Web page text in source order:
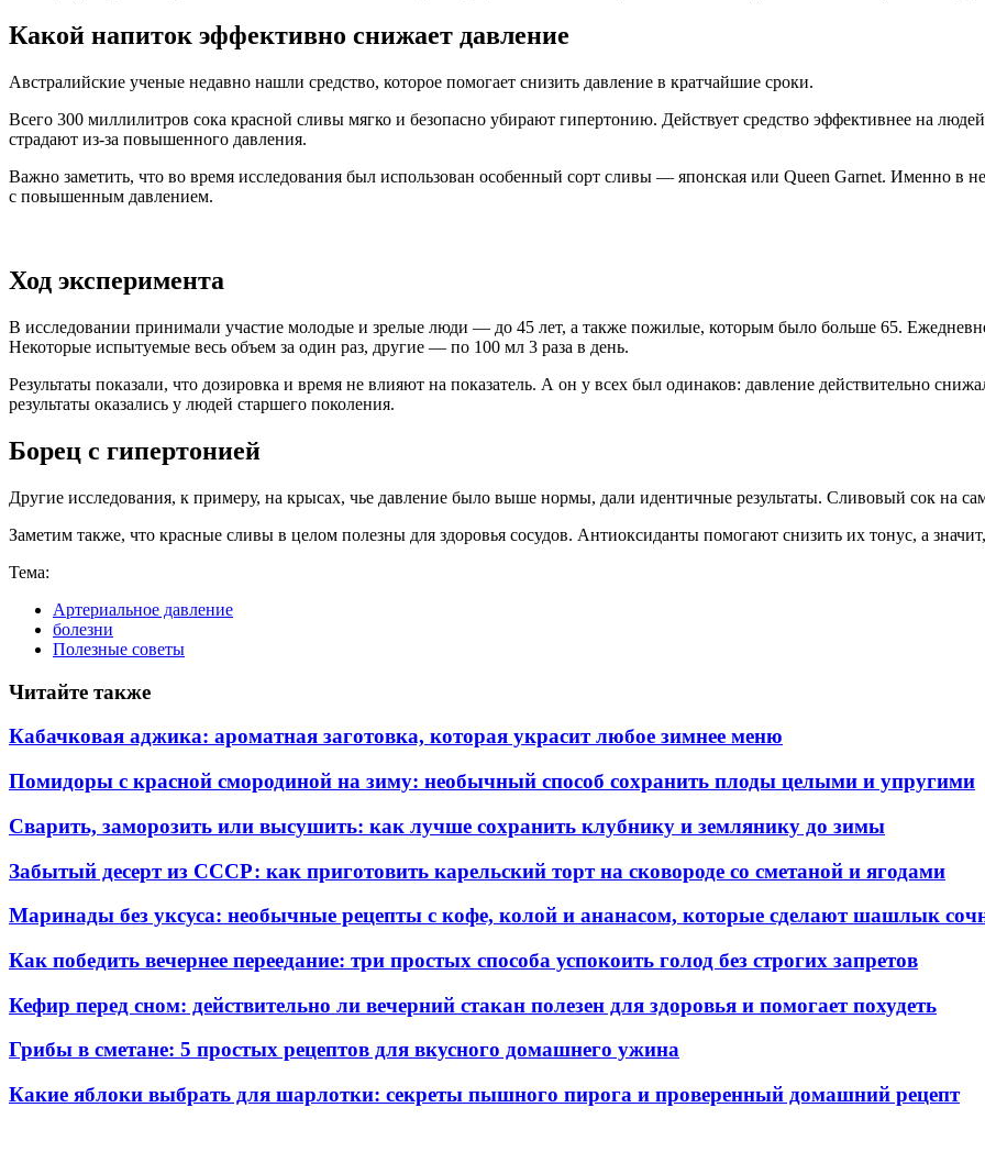
Какой напиток эффективно снижает давление
Австралийские ученые недавно нашли средство, которое помогает снизить давление в кратчайшие сроки.
Всего 300 миллилитров сока красной сливы мягко и безопасно убирают гипертонию. Действует средство эффективнее на
страдают из-за повышенного давления.
Важно заметить, что во время исследования был использован особенный сорт сливы — японская или Queen Garnet. Именно в
с повышенным давлением.
Ход эксперимента
В исследовании принимали участие молодые и зрелые люди — до 45 лет, а также пожилые, которым было больше 65.
Некоторые испытуемые весь объем за один раз, другие — по 100 мл 3 раза в день.
Результаты показали, что дозировка и время не влияют на показатель. А он у всех был одинаков: давление действительно
результаты оказались у людей старшего поколения.
Борец с гипертонией
Другие исследования, к примеру, на крысах, чье давление было выше нормы, дали идентичные результаты. Сливовый сок на
Заметим также, что красные сливы в целом полезны для здоровья сосудов. Антиоксиданты помогают снизить их тонус, а
Тема:
Артериальное давление
болезни
Полезные советы
Читайте также
Кабачковая аджика: ароматная заготовка, которая украсит любое зимнее меню
Помидоры с красной смородиной на зиму: необычный способ сохранить плоды целыми и упругими
Сварить, заморозить или высушить: как лучше сохранить клубнику и землянику до зимы
Забытый десерт из СССР: как приготовить карельский торт на сковороде со сметаной и ягодами
Маринады без уксуса: необычные рецепты с кофе, колой и ананасом, которые сделают шашлык
Как победить вечернее переедание: три простых способа успокоить голод без строгих запретов
Кефир перед сном: действительно ли вечерний стакан полезен для здоровья и помогает похудеть
Грибы в сметане: 5 простых рецептов для вкусного домашнего ужина
Какие яблоки выбрать для шарлотки: секреты пышного пирога и проверенный домашний рецепт